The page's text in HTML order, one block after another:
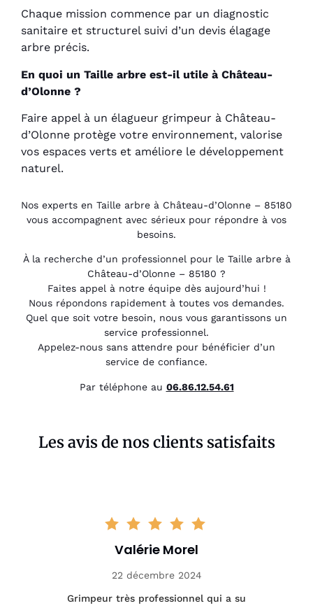
Chaque mission commence par un diagnostic
sanitaire et structurel suivi d’un devis élagage
arbre précis.
En quoi un Taille arbre est-il utile à Château-
d’Olonne ?
Faire appel à un élagueur grimpeur à Château-
d’Olonne protège votre environnement, valorise
vos espaces verts et améliore le développement
naturel.
Nos experts en Taille arbre à Château-d’Olonne – 85180
vous accompagnent avec sérieux pour répondre à vos
besoins.
À la recherche d’un professionnel pour le Taille arbre à
Château-d’Olonne – 85180 ?
Faites appel à notre équipe dès aujourd’hui !
Nous répondons rapidement à toutes vos demandes.
Quel que soit votre besoin, nous vous garantissons un
service professionnel.
Appelez-nous sans attendre pour bénéficier d’un
service de confiance.
Par téléphone au 06.86.12.54.61
Les avis de nos clients satisfaits
Valérie Morel
22 décembre 2024
Grimpeur très professionnel qui a su